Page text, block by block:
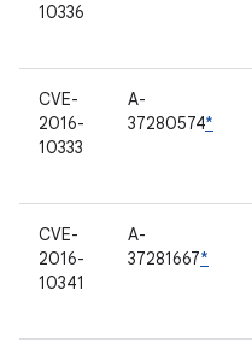
10336
CVE-
2016-
10333
A-
37280574*
CVE-
2016-
10341
A-
37281667*